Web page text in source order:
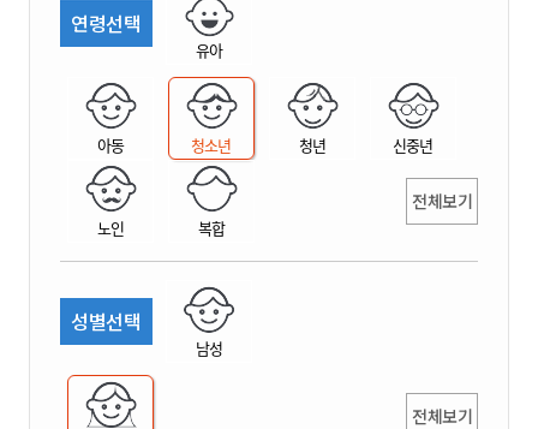
연령선택
유아
아동 청소년 청년 신중년
노인 복합
전체보기
성별선택
남성
전체보기